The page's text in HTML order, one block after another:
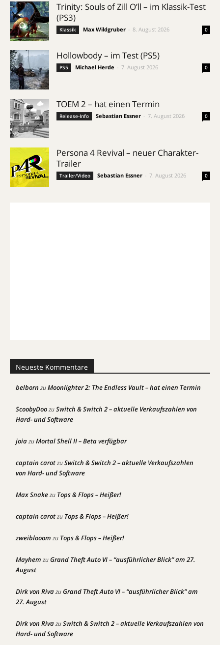
Trinity: Souls of Zill O’ll – im Klassik-Test
(PS3)
Klassik Max Wildgruber 8. August 2026 0
Hollowbody – im Test (PS5)
PS5 Michael Herde 7. August 2026 0
TOEM 2 – hat einen Termin
Release-Info Sebastian Essner 7. August 2026 0
Persona 4 Revival – neuer Charakter-
Trailer
Trailer/Video Sebastian Essner 7. August 2026 0
Neueste Kommentare
belborn zuMoonlighter 2: The Endless Vault – hat einen Termin
ScoobyDoozuSwitch & Switch 2 – aktuelle Verkaufszahlen von
Hard- und Software
joiazuMortal Shell II – Beta verfügbar
captain carotzuSwitch & Switch 2 – aktuelle Verkaufszahlen
von Hard- und Software
Max Snakezu Tops & Flops – Heißer!
captain carotzu Tops & Flops – Heißer!
zweiblooom zu Tops & Flops – Heißer!
Mayhem zuGrand Theft Auto VI – “ausführlicher Blick” am 27.
August
Dirk von RivazuGrand Theft Auto VI – “ausführlicher Blick” am
27. August
Dirk von RivazuSwitch & Switch 2 – aktuelle Verkaufszahlen von
Hard- und Software